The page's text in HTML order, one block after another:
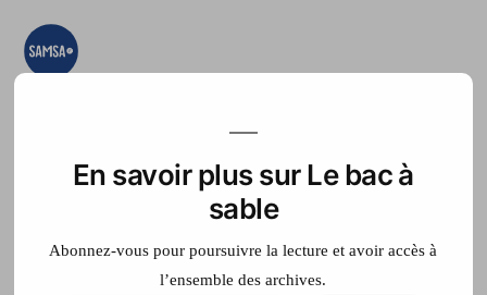
Aller
teste, on expérimente
Accueil France Télé
En savoir plus sur Le bac à
sable
Abonnez-vous pour poursuivre la lecture et avoir accès à
l’ensemble des archives.